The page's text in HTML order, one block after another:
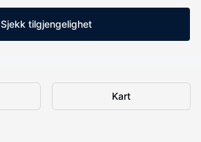
Sjekk tilgjengelighet
Kart